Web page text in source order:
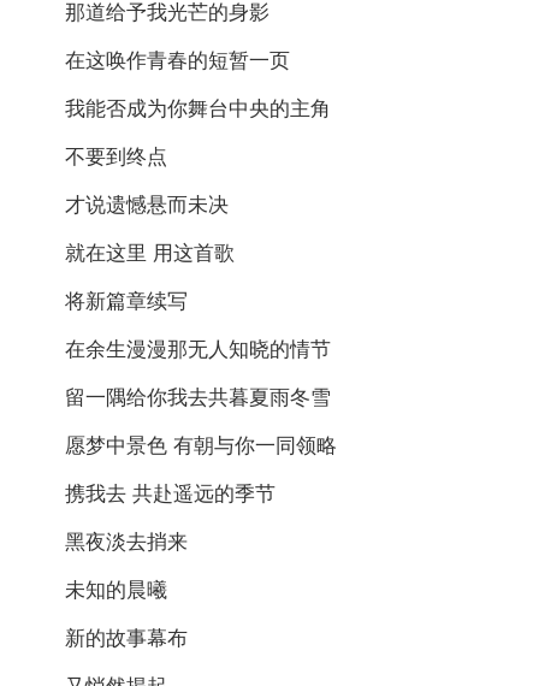
那道给予我光芒的身影
在这唤作青春的短暂一页
我能否成为你舞台中央的主角
不要到终点
才说遗憾悬而未决
就在这里 用这首歌
将新篇章续写
在余生漫漫那无人知晓的情节
留一隅给你我去共暮夏雨冬雪
愿梦中景色 有朝与你一同领略
携我去 共赴遥远的季节
黑夜淡去捎来
未知的晨曦
新的故事幕布